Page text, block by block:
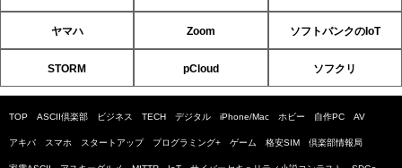
ヤマハ Zoom ソフトバンクのIoT
STORM pCloud ソフクリ
TOP ASCII倶楽部 ビジネス TECH デジタル iPhone/Mac ホビー 自作PC AV
アキバ スマホ スタートアップ プログラミング+ ゲーム 格安SIM 倶楽部情報局